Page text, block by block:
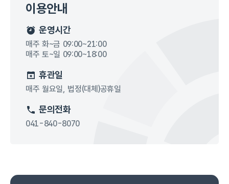
이용안내
운영시간
매주 화~금 09:00~21:00
매주 토~일 09:00~18:00
휴관일
매주 월요일, 법정(대체)공휴일
문의전화
041-840-8070